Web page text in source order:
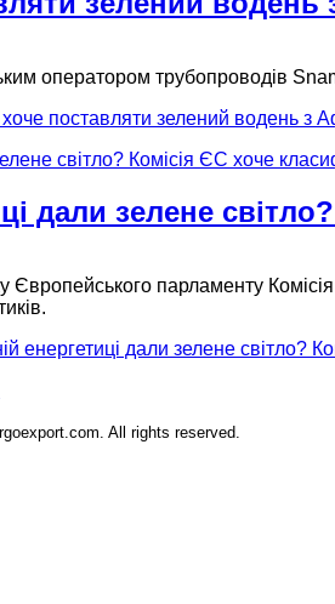
оператором трубопроводів
хоче поставляти зелений водень з
дали зелене
Європейського парламенту
енергетиці дали зелене світло?
All rights reserved.